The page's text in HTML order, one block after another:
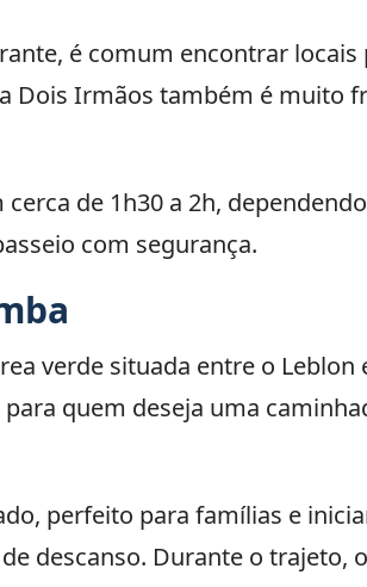
é comum encontrar
Dois Irmãos também é
de 1h30 a 2h,
com segurança.
verde situada entre o
quem deseja uma
perfeito para famílias e
descanso. Durante o